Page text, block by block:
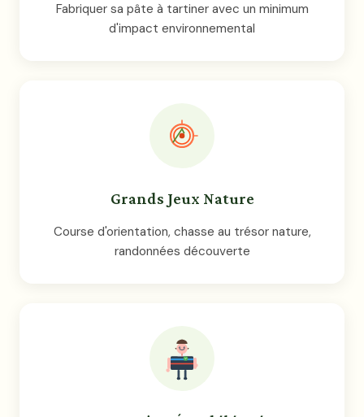
Fabriquer sa pâte à tartiner avec un minimum
d'impact environnemental
Grands Jeux Nature
Course d'orientation, chasse au trésor nature,
randonnées découverte
✓